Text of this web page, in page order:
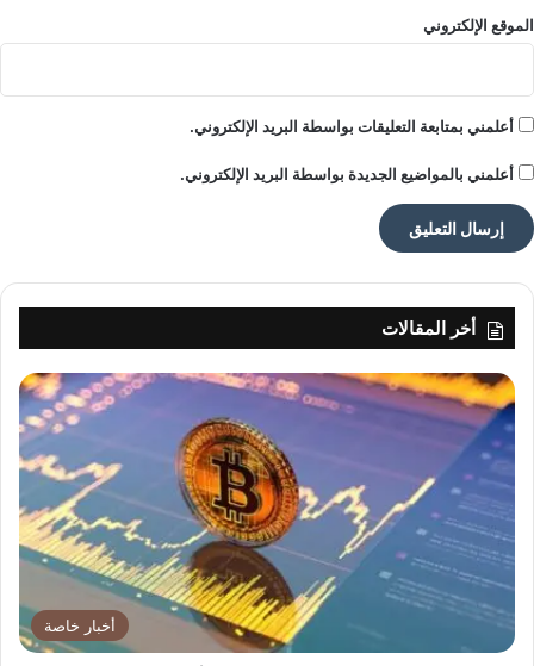
ر
ي
الموقع الإلكتروني
أعلمني بمتابعة التعليقات بواسطة البريد الإلكتروني.
أعلمني بالمواضيع الجديدة بواسطة البريد الإلكتروني.
أخر المقالات
أخبار خاصة